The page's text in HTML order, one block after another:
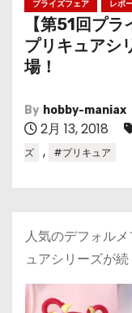
プライズフェア レポ
【第51回プ
プリキュアシ
場！
By hobby-maniax
2月 13, 2018
ズ
, #プリキュア
人気のデフォル
ュアシリーズが続